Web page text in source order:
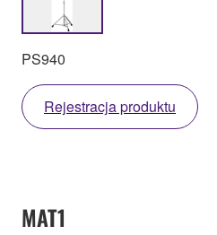
PS940
Rejestracja produktu
MAT1